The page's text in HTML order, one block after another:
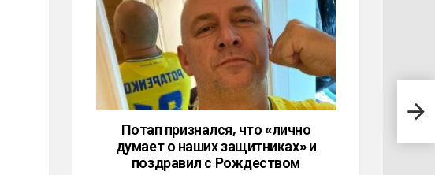
не
Потап признался, что «лично
думает о наших защитниках» и
поздравил с Рождеством